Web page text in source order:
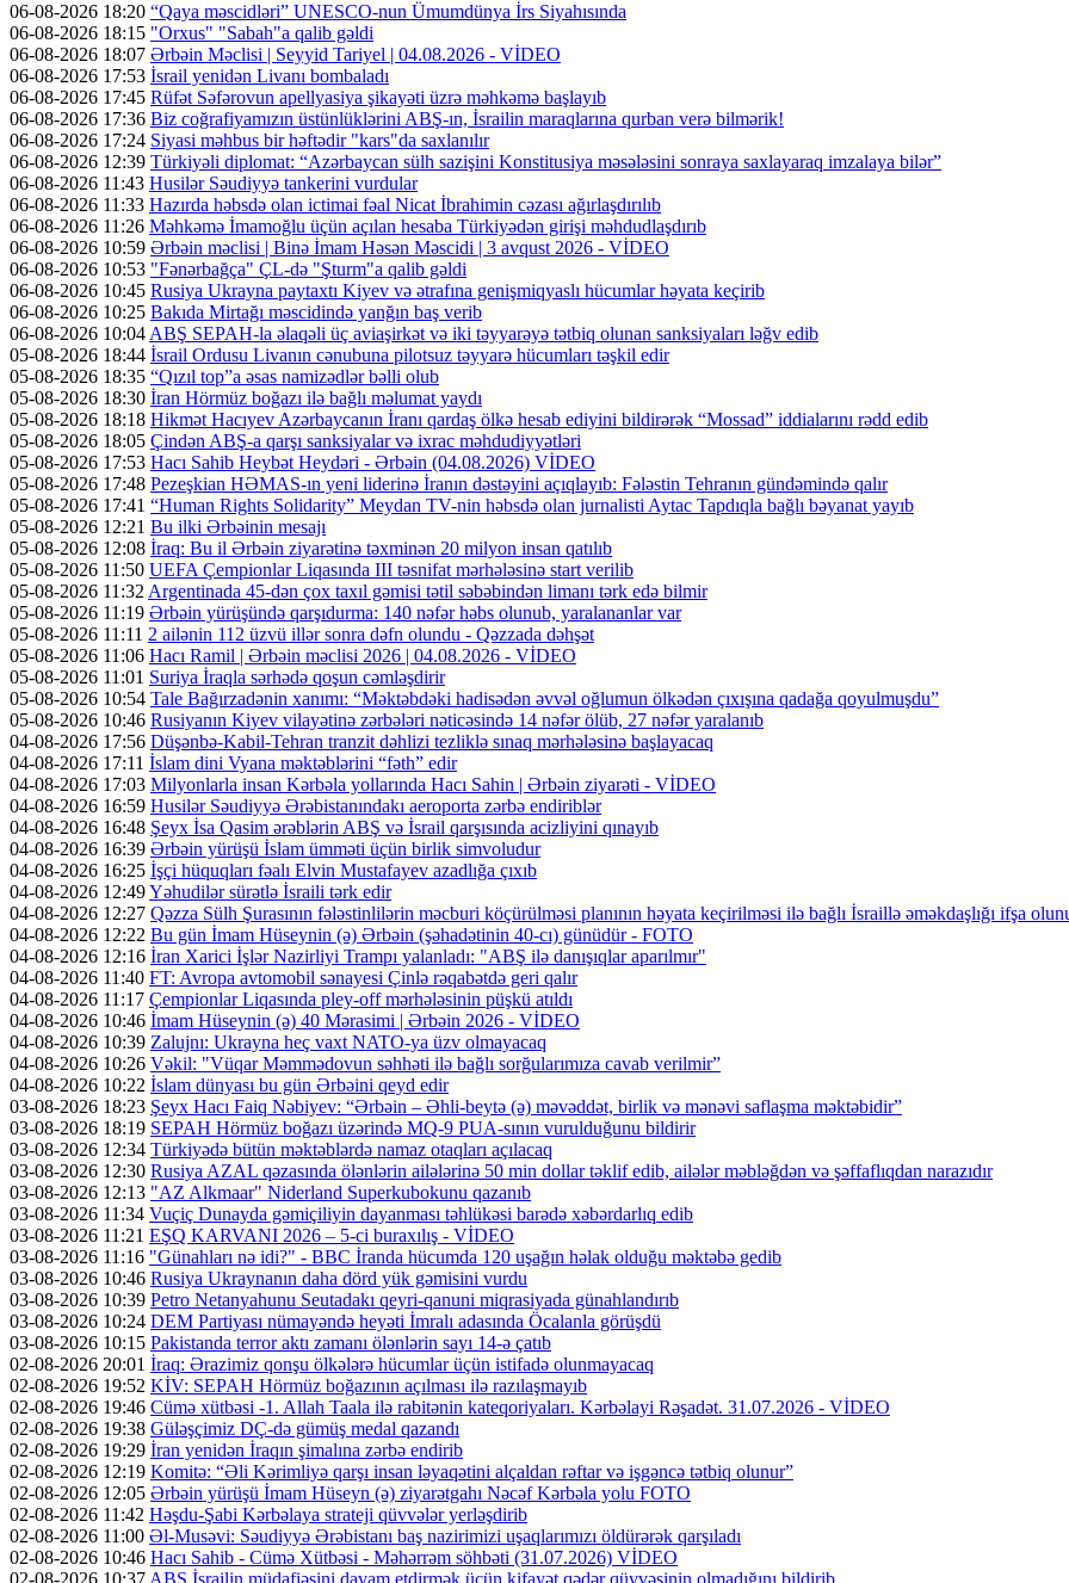
06-08-2026 18:20 “Qaya məscidləri” UNESCO-nun Ümumdünya İrs Siyahısında
06-08-2026 18:15 "Orxus" "Sabah"a qalib gəldi
06-08-2026 18:07 Ərbəin Məclisi | Seyyid Tariyel | 04.08.2026 - VİDEO
06-08-2026 17:53 İsrail yenidən Livanı bombaladı
06-08-2026 17:45 Rüfət Səfərovun apellyasiya şikayəti üzrə məhkəmə başlayıb
06-08-2026 17:36 Biz coğrafiyamızın üstünlüklərini ABŞ-ın, İsrailin maraqlarına qurban verə bilmərik!
06-08-2026 17:24 Siyasi məhbus bir həftədir "kars"da saxlanılır
06-08-2026 12:39 Türkiyəli diplomat: “Azərbaycan sülh sazişini Konstitusiya məsələsini sonraya saxlayaraq imzalaya bilər”
06-08-2026 11:43 Husilər Səudiyyə tankerini vurdular
06-08-2026 11:33 Hazırda həbsdə olan ictimai fəal Nicat İbrahimin cəzası ağırlaşdırılıb
06-08-2026 11:26 Məhkəmə İmamoğlu üçün açılan hesaba Türkiyədən girişi məhdudlaşdırıb
06-08-2026 10:59 Ərbəin məclisi | Binə İmam Həsən Məscidi | 3 avqust 2026 - VİDEO
06-08-2026 10:53 "Fənərbağça" ÇL-də "Şturm"a qalib gəldi
06-08-2026 10:45 Rusiya Ukrayna paytaxtı Kiyev və ətrafına genişmiqyaslı hücumlar həyata keçirib
06-08-2026 10:25 Bakıda Mirtağı məscidində yanğın baş verib
06-08-2026 10:04 ABŞ SEPAH-la əlaqəli üç aviaşirkət və iki təyyarəyə tətbiq olunan sanksiyaları ləğv edib
05-08-2026 18:44 İsrail Ordusu Livanın cənubuna pilotsuz təyyarə hücumları təşkil edir
05-08-2026 18:35 “Qızıl top”a əsas namizədlər bəlli olub
05-08-2026 18:30 İran Hörmüz boğazı ilə bağlı məlumat yaydı
05-08-2026 18:18 Hikmət Hacıyev Azərbaycanın İranı qardaş ölkə hesab ediyini bildirərək “Mossad” iddialarını rədd edib
05-08-2026 18:05 Çindən ABŞ-a qarşı sanksiyalar və ixrac məhdudiyyətləri
05-08-2026 17:53 Hacı Sahib Heybət Heydəri - Ərbəin (04.08.2026) VİDEO
05-08-2026 17:48 Pezeşkian HƏMAS-ın yeni liderinə İranın dəstəyini açıqlayıb: Fələstin Tehranın gündəmində qalır
05-08-2026 17:41 “Human Rights Solidarity” Meydan TV-nin həbsdə olan jurnalisti Aytac Tapdıqla bağlı bəyanat yayıb
05-08-2026 12:21 Bu ilki Ərbəinin mesajı
05-08-2026 12:08 İraq: Bu il Ərbəin ziyarətinə təxminən 20 milyon insan qatılıb
05-08-2026 11:50 UEFA Çempionlar Liqasında III təsnifat mərhələsinə start verilib
05-08-2026 11:32 Argentinada 45-dən çox taxıl gəmisi tətil səbəbindən limanı tərk edə bilmir
05-08-2026 11:19 Ərbəin yürüşündə qarşıdurma: 140 nəfər həbs olunub, yaralananlar var
05-08-2026 11:11 2 ailənin 112 üzvü illər sonra dəfn olundu - Qəzzada dəhşət
05-08-2026 11:06 Hacı Ramil | Ərbəin məclisi 2026 | 04.08.2026 - VİDEO
05-08-2026 11:01 Suriya İraqla sərhədə qoşun cəmləşdirir
05-08-2026 10:54 Tale Bağırzadənin xanımı: “Məktəbdəki hadisədən əvvəl oğlumun ölkədən çıxışına qadağa qoyulmuşdu”
05-08-2026 10:46 Rusiyanın Kiyev vilayətinə zərbələri nəticəsində 14 nəfər ölüb, 27 nəfər yaralanıb
04-08-2026 17:56 Düşənbə-Kabil-Tehran tranzit dəhlizi tezliklə sınaq mərhələsinə başlayacaq
04-08-2026 17:11 İslam dini Vyana məktəblərini “fəth” edir
04-08-2026 17:03 Milyonlarla insan Kərbəla yollarında Hacı Sahin | Ərbəin ziyarəti - VİDEO
04-08-2026 16:59 Husilər Səudiyyə Ərəbistanındakı aeroporta zərbə endiriblər
04-08-2026 16:48 Şeyx İsa Qasim ərəblərin ABŞ və İsrail qarşısında acizliyini qınayıb
04-08-2026 16:39 Ərbəin yürüşü İslam ümməti üçün birlik simvoludur
04-08-2026 16:25 İşçi hüquqları fəalı Elvin Mustafayev azadlığa çıxıb
04-08-2026 12:49Yəhudilər sürətlə İsraili tərk edir
04-08-2026 12:27 Qəzza Sülh Şurasının fələstinlilərin məcburi köçürülməsi planının həyata keçirilməsi ilə bağlı İsraillə əməkdaşlığı ifşa
04-08-2026 12:22 Bu gün İmam Hüseynin (ə) Ərbəin (şəhadətinin 40-cı) günüdür - FOTO
04-08-2026 12:16 İran Xarici İşlər Nazirliyi Trampı yalanladı: "ABŞ ilə danışıqlar aparılmır"
04-08-2026 11:40 FT: Avropa avtomobil sənayesi Çinlə rəqabətdə geri qalır
04-08-2026 11:17 Çempionlar Liqasında pley-off mərhələsinin püşkü atıldı
04-08-2026 10:46 İmam Hüseynin (ə) 40 Mərasimi | Ərbəin 2026 - VİDEO
04-08-2026 10:39 Zalujnı: Ukrayna heç vaxt NATO-ya üzv olmayacaq
04-08-2026 10:26 Vəkil: "Vüqar Məmmədovun səhhəti ilə bağlı sorğularımıza cavab verilmir”
04-08-2026 10:22 İslam dünyası bu gün Ərbəini qeyd edir
03-08-2026 18:23 Şeyx Hacı Faiq Nəbiyev: “Ərbəin – Əhli-beytə (ə) məvəddət, birlik və mənəvi saflaşma məktəbidir”
03-08-2026 18:19 SEPAH Hörmüz boğazı üzərində MQ-9 PUA-sının vurulduğunu bildirir
03-08-2026 12:34 Türkiyədə bütün məktəblərdə namaz otaqları açılacaq
03-08-2026 12:30 Rusiya AZAL qəzasında ölənlərin ailələrinə 50 min dollar təklif edib, ailələr məbləğdən və şəffaflıqdan narazıdır
03-08-2026 12:13 "AZ Alkmaar" Niderland Superkubokunu qazanıb
03-08-2026 11:34 Vuçiç Dunayda gəmiçiliyin dayanması təhlükəsi barədə xəbərdarlıq edib
03-08-2026 11:21 EŞQ KARVANI 2026 – 5-ci buraxılış - VİDEO
03-08-2026 11:16 "Günahları nə idi?" - BBC İranda hücumda 120 uşağın həlak olduğu məktəbə gedib
03-08-2026 10:46 Rusiya Ukraynanın daha dörd yük gəmisini vurdu
03-08-2026 10:39 Petro Netanyahunu Seutadakı qeyri-qanuni miqrasiyada günahlandırıb
03-08-2026 10:24 DEM Partiyası nümayəndə heyəti İmralı adasında Öcalanla görüşdü
03-08-2026 10:15 Pakistanda terror aktı zamanı ölənlərin sayı 14-ə çatıb
02-08-2026 20:01 İraq: Ərazimiz qonşu ölkələrə hücumlar üçün istifadə olunmayacaq
02-08-2026 19:52 KİV: SEPAH Hörmüz boğazının açılması ilə razılaşmayıb
02-08-2026 19:46 Cümə xütbəsi -1. Allah Taala ilə rabitənin kateqoriyaları. Kərbəlayi Rəşadət. 31.07.2026 - VİDEO
02-08-2026 19:38 Güləşçimiz DÇ-də gümüş medal qazandı
02-08-2026 19:29 İran yenidən İraqın şimalına zərbə endirib
02-08-2026 12:19 Komitə: “Əli Kərimliyə qarşı insan ləyaqətini alçaldan rəftar və işgəncə tətbiq olunur”
02-08-2026 12:05 Ərbəin yürüşü İmam Hüseyn (ə) ziyarətgahı Nəcəf Kərbəla yolu FOTO
02-08-2026 11:42 Həşdu-Şabi Kərbəlaya strateji qüvvələr yerləşdirib
02-08-2026 11:00 Əl-Musəvi: Səudiyyə Ərəbistanı baş nazirimizi uşaqlarımızı öldürərək qarşıladı
02-08-2026 10:46 Hacı Sahib - Cümə Xütbəsi - Məhərrəm söhbəti (31.07.2026) VİDEO